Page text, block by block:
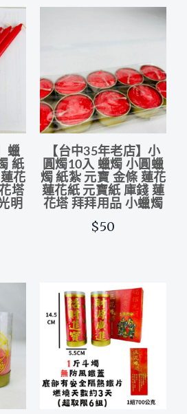
蠟
紙
花
塔
明
【台中35年老店】小
圓燭10入 蠟燭 小圓蠟
燭 紙紮 元寶 金條 蓮花
蓮花紙 元寶紙 庫錢 蓮
花塔 拜拜用品 小蠟燭
$50